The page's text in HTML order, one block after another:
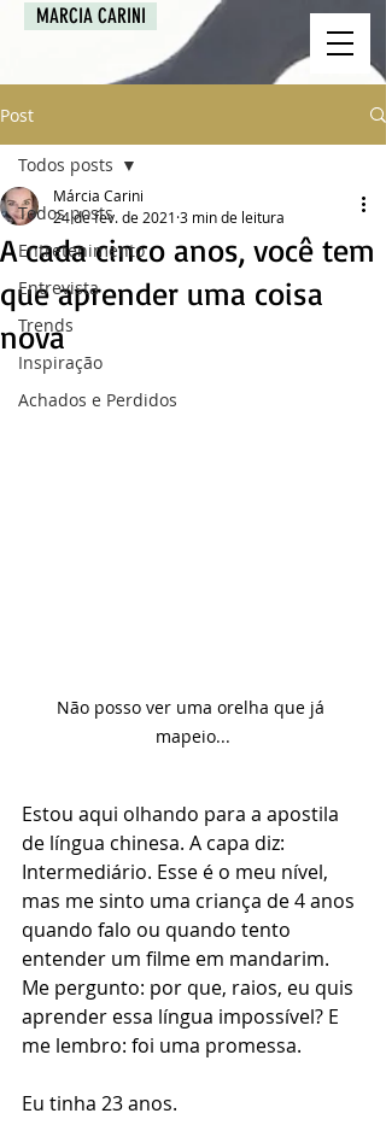
MARCIA CARINI
Post
Todos posts
Entretenimento
Entrevista
Trends
Inspiração
Achados e Perdidos
Todos posts
A cada cinco anos, você tem
que aprender uma coisa
nova
Márcia Carini
24 de fev. de 2021 3 min de leitura
Não posso ver uma orelha que já
mapeio...
Estou aqui olhando para a apostila
de língua chinesa. A capa diz:
Intermediário. Esse é o meu nível,
mas me sinto uma criança de 4 anos
quando falo ou quando tento
entender um filme em mandarim.
Me pergunto: por que, raios, eu quis
aprender essa língua impossível? E
me lembro: foi uma promessa.
Eu tinha 23 anos.